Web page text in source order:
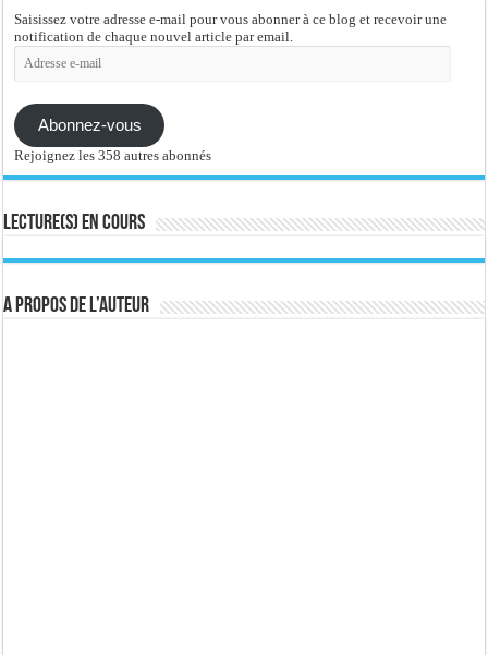
Saisissez votre adresse e-mail pour vous abonner à ce blog et recevoir une
notification de chaque nouvel article par email.
Adresse
e-
Abonnez-vous
Rejoignez les 358 autres abonnés
Lecture(s) en cours
A propos de l’auteur